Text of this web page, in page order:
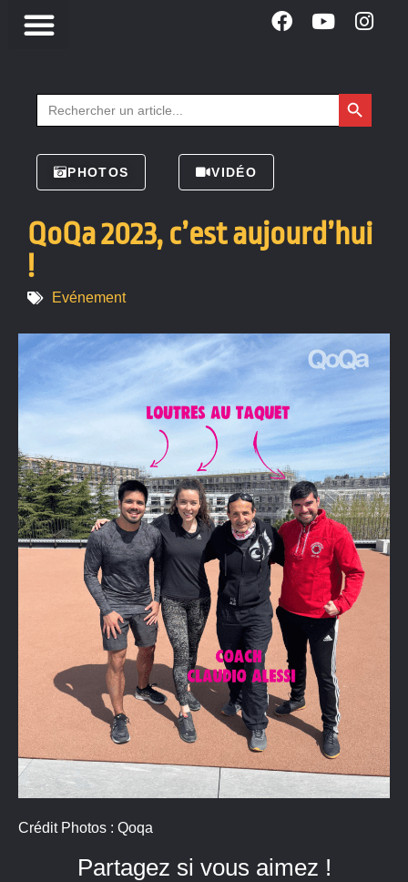
Search
for:
Search Button
PHOTOS VIDÉO
QoQa 2023, c’est aujourd’hui
!
Evénement
Crédit Photos : Qoqa
Partagez si vous aimez !